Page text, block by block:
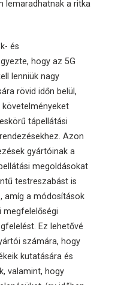
lemaradhatnak a ritka
és
hogy az 5G
lenniük nagy
rövid időn belül,
tápellátási
Azon
gyártóinak a
megoldásokat
testreszabást is
amíg a módosítások
megfelelőségi
Ez lehetővé
számára, hogy
kutatására és
valamint, hogy